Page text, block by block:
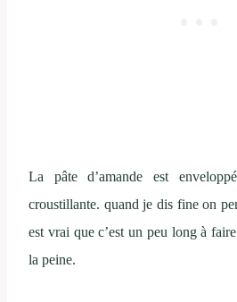
La pâte d’amande est
croustillante. quand je dis fine on
est vrai que c’est un peu long à
la peine.